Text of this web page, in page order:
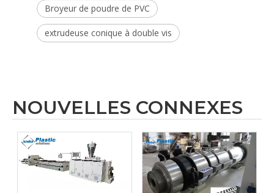
Broyeur de poudre de PVC
extrudeuse conique à double vis
NOUVELLES CONNEXES